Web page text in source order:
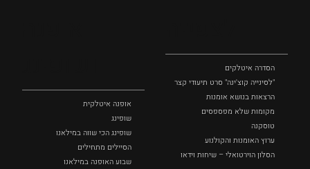
הסדרה איטלקים
"לסינייה קוצ'ינה" סרט תיעודי קצר
הרצאות בנושא אומנות
מקומות שלא מפספסים
טוסקנה
ערוץ האומנות והקולנוע
הסלון הוירטואלי – שיחות וידאו
אופנה איטלקית
שופינג
שופינג הכי שווה במילאנו
הסיילים מתחילים
שבוע האופנה במילאנו